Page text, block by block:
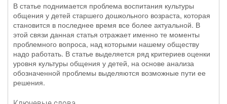
В статье поднимается проблема воспитания культуры
общения у детей старшего дошкольного возраста, которая
становится в последнее время все более актуальной. В
этой связи данная статья отражает именно те моменты
проблемного вопроса, над которыми нашему обществу
надо работать. В статье выделяется ряд критериев оценки
уровня культуры общения у детей, на основе анализа
обозначенной проблемы выделяются возможные пути ее
решения.